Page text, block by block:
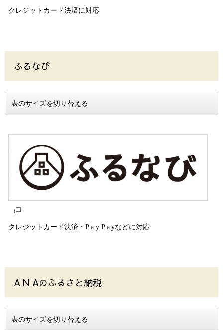
クレジットカード決済に対応
ふるなび
表のサイズを切り替える
クレジットカード決済・P a y P a yなどに対応
A N Aのふるさと納税
表のサイズを切り替える